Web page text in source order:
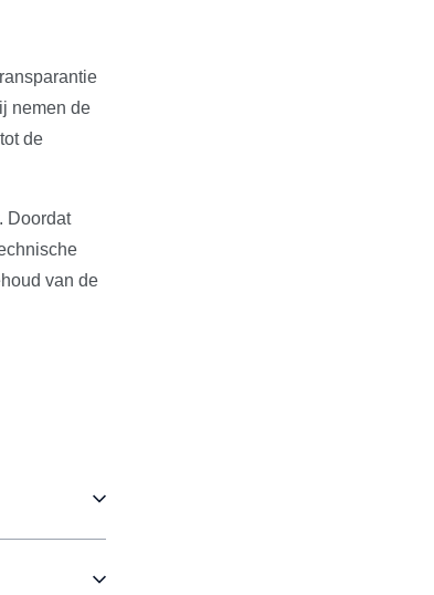
nemen de
de
Doordat
van de